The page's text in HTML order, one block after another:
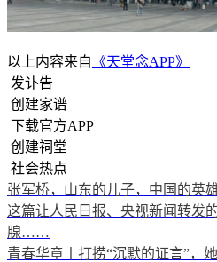
以上内容来自 《天堂念APP》
发讣告
创建家谱
下载官方APP
创建祠堂
社会热点
张军桥，山东的儿子，中国的英雄
这篇让人民日报、央视新闻转发
腺……
青春华章丨打捞“沉默的证言”，